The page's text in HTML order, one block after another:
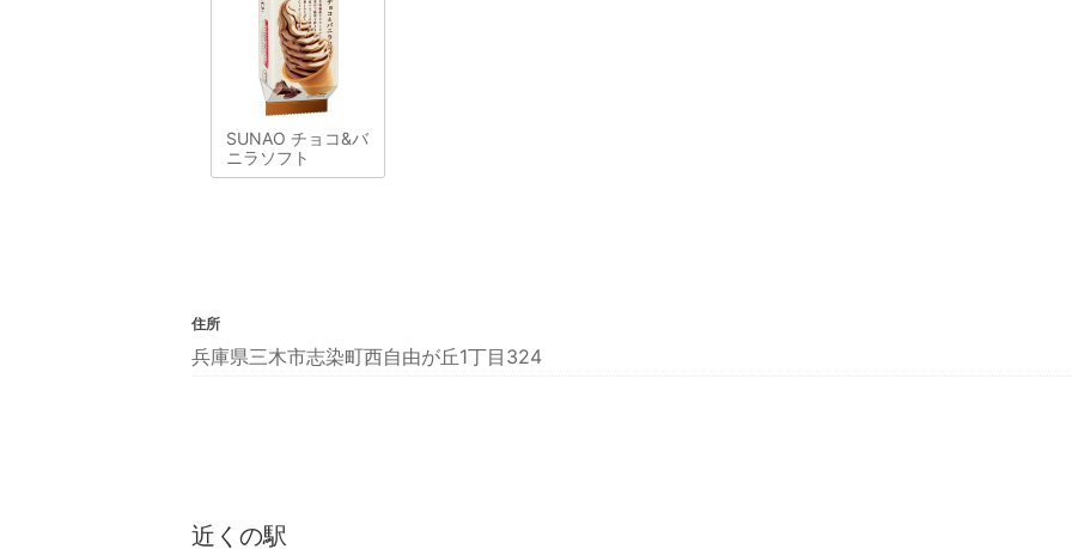
SUNAO チョコ&バ
ニラソフト
住所
兵庫県三木市志染町西自由が丘1丁目324
近くの駅